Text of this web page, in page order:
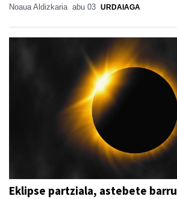
Noaua Aldizkaria abu 03 URDAIAGA
Eklipse partziala, astebete barru